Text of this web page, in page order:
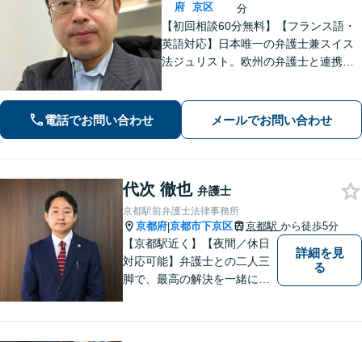
府 京区 分
【初回相談60分無料】【フランス語・
英語対応】日本唯一の弁護士兼スイス
法ジュリスト。欧州の弁護士と連携し
上げ／英仏日契約法務／ハーグ条約案
件などお任せ【WEB対応｜休日・夜間
電話でお問い合わせ メールでお問い合わせ
代次 徹也 弁護士
京都駅前弁護士法律事務所
京都府|京都市下京区 京都駅 から徒歩5分
【京都駅近く】【夜間／休日
対応可能】弁護士との二人三
脚で、最高の解決を一緒に目
詳細を見
る